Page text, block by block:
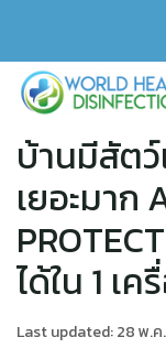
บ้านมีสัต
เยอะมาก
ได้ใน 1 เค
Last updated: 28 พ.